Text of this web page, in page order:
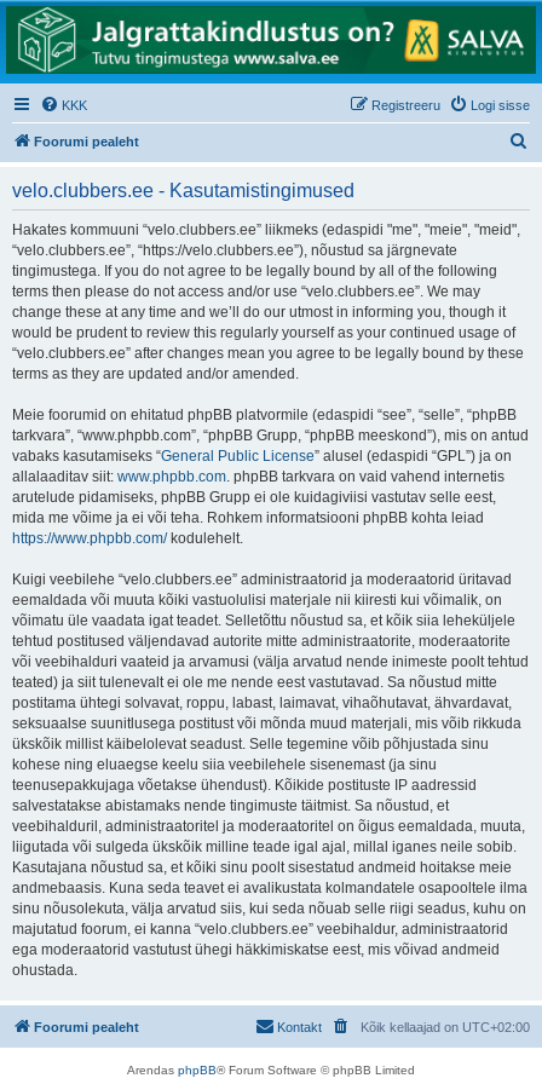
KKK Logi sisse
Registreeru
Foorumi pealeht
velo.clubbers.ee - Kasutamistingimused
Hakates kommuuni “velo.clubbers.ee” liikmeks (edaspidi "me", "meie", "meid",
“velo.clubbers.ee”, “https://velo.clubbers.ee”), nõustud sa järgnevate
tingimustega. If you do not agree to be legally bound by all of the following
terms then please do not access and/or use “velo.clubbers.ee”. We may
change these at any time and we’ll do our utmost in informing you, though it
would be prudent to review this regularly yourself as your continued usage of
“velo.clubbers.ee” after changes mean you agree to be legally bound by these
terms as they are updated and/or amended.
Meie foorumid on ehitatud phpBB platvormile (edaspidi “see”, “selle”, “phpBB
tarkvara”, “www.phpbb.com”, “phpBB Grupp, “phpBB meeskond”), mis on antud
vabaks kasutamiseks “General Public License” alusel (edaspidi “GPL”) ja on
allalaaditav siit: www.phpbb.com. phpBB tarkvara on vaid vahend internetis
arutelude pidamiseks, phpBB Grupp ei ole kuidagiviisi vastutav selle eest,
mida me võime ja ei või teha. Rohkem informatsiooni phpBB kohta leiad
https://www.phpbb.com/kodulehelt.
Kuigi veebilehe “velo.clubbers.ee” administraatorid ja moderaatorid üritavad
eemaldada või muuta kõiki vastuolulisi materjale nii kiiresti kui võimalik, on
võimatu üle vaadata igat teadet. Selletõttu nõustud sa, et kõik siia leheküljele
tehtud postitused väljendavad autorite mitte administraatorite, moderaatorite
või veebihalduri vaateid ja arvamusi (välja arvatud nende inimeste poolt tehtud
teated) ja siit tulenevalt ei ole me nende eest vastutavad. Sa nõustud mitte
postitama ühtegi solvavat, roppu, labast, laimavat, vihaõhutavat, ähvardavat,
seksuaalse suunitlusega postitust või mõnda muud materjali, mis võib rikkuda
ükskõik millist käibelolevat seadust. Selle tegemine võib põhjustada sinu
kohese ning eluaegse keelu siia veebilehele sisenemast (ja sinu
teenusepakkujaga võetakse ühendust). Kõikide postituste IP aadressid
salvestatakse abistamaks nende tingimuste täitmist. Sa nõustud, et
veebihalduril, administraatoritel ja moderaatoritel on õigus eemaldada, muuta,
liigutada või sulgeda ükskõik milline teade igal ajal, millal iganes neile sobib.
Kasutajana nõustud sa, et kõiki sinu poolt sisestatud andmeid hoitakse meie
andmebaasis. Kuna seda teavet ei avalikustata kolmandatele osapooltele ilma
sinu nõusolekuta, välja arvatud siis, kui seda nõuab selle riigi seadus, kuhu on
majutatud foorum, ei kanna “velo.clubbers.ee” veebihaldur, administraatorid
ega moderaatorid vastutust ühegi häkkimiskatse eest, mis võivad andmeid
ohustada.
Foorumi pealeht Kõik kellaajad on UTC+02:00
Kontakt
Arendas phpBB® Forum Software © phpBB Limited